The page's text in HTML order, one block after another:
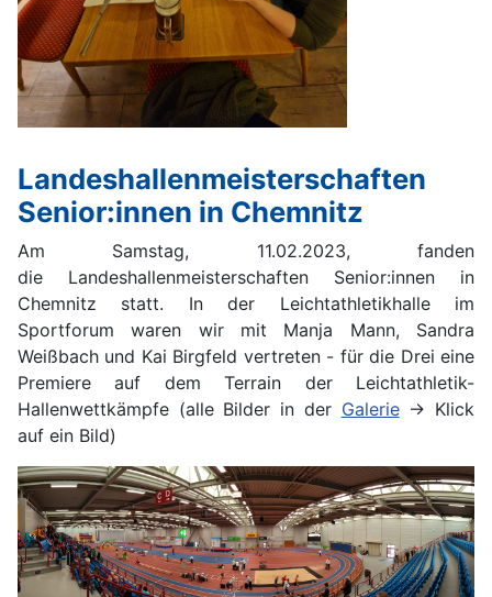
Landeshallenmeisterschaften
Senior:innen in Chemnitz
Am Samstag, 11.02.2023, fanden
die Landeshallenmeisterschaften Senior:innen in
Chemnitz statt. In der Leichtathletikhalle im
Sportforum waren wir mit Manja Mann, Sandra
Weißbach und Kai Birgfeld vertreten - für die Drei eine
Premiere auf dem Terrain der Leichtathletik-
Hallenwettkämpfe (alle Bilder in der Galerie-> Klick
auf ein Bild)